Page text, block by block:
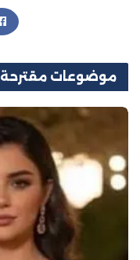
موضوعات مقترحة